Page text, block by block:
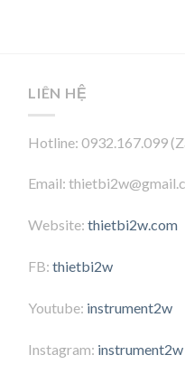
LIÊN HỆ
Hotline: 0932.167.099
Email:
Website: thietbi2w.com
FB: thietbi2w
Youtube: instrument2w
Instagram: instrument2w